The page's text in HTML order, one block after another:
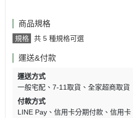
商品規格
規格 共 5 種規格可選
運送&付款
運送方式
一般宅配
7-11取貨
全家超商取貨
付款方式
LINE Pay
信用卡分期付款 信用卡